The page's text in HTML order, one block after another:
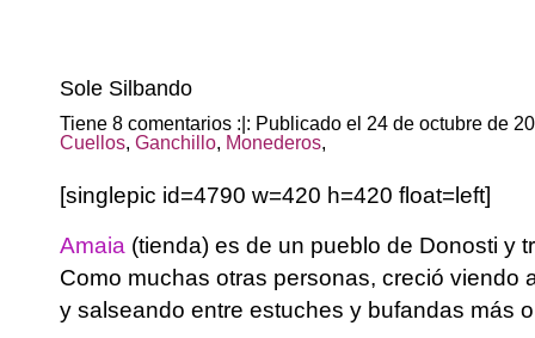
Sole Silbando
Tiene 8 comentarios :|: Publicado el 24 de octubre de
Cuellos, Ganchillo, Monederos,
[singlepic id=4790 w=420 h=420 float=left]
Amaia (tienda) es de un pueblo de Donosti y
Como muchas otras personas, creció viendo
y salseando entre estuches y bufandas más